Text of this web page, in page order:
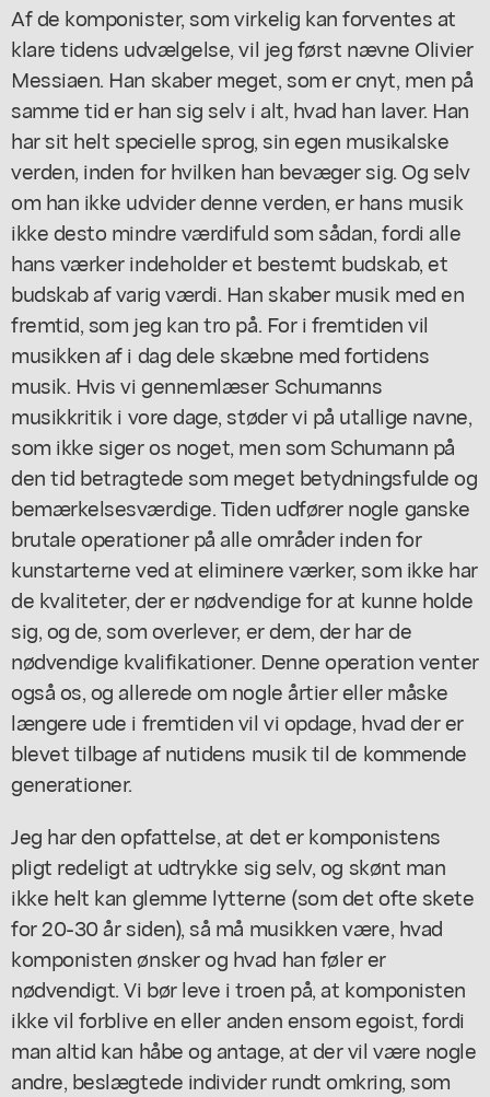
Af de komponister, som virkelig kan forventes at
klare tidens udvælgelse, vil jeg først nævne Olivier
Messiaen. Han skaber meget, som er cnyt, men på
samme tid er han sig selv i alt, hvad han laver. Han
har sit helt specielle sprog, sin egen musikalske
verden, inden for hvilken han bevæger sig. Og selv
om han ikke udvider denne verden, er hans musik
ikke desto mindre værdifuld som sådan, fordi alle
hans værker indeholder et bestemt budskab, et
budskab af varig værdi. Han skaber musik med en
fremtid, som jeg kan tro på. For i fremtiden vil
musikken af i dag dele skæbne med fortidens
musik. Hvis vi gennemlæser Schumanns
musikkritik i vore dage, støder vi på utallige navne,
som ikke siger os noget, men som Schumann på
den tid betragtede som meget betydningsfulde og
bemærkelsesværdige. Tiden udfører nogle ganske
brutale operationer på alle områder inden for
kunstarterne ved at eliminere værker, som ikke har
de kvaliteter, der er nødvendige for at kunne holde
sig, og de, som overlever, er dem, der har de
nødvendige kvalifikationer. Denne operation venter
også os, og allerede om nogle årtier eller måske
længere ude i fremtiden vil vi opdage, hvad der er
blevet tilbage af nutidens musik til de kommende
generationer.
Jeg har den opfattelse, at det er komponistens
pligt redeligt at udtrykke sig selv, og skønt man
ikke helt kan glemme lytterne (som det ofte skete
for 20-30 år siden), så må musikken være, hvad
komponisten ønsker og hvad han føler er
nødvendigt. Vi bør leve i troen på, at komponisten
ikke vil forblive en eller anden ensom egoist, fordi
man altid kan håbe og antage, at der vil være nogle
andre, beslægtede individer rundt omkring, som